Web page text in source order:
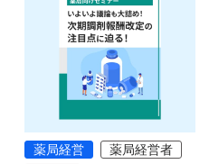
薬局経営
薬局経営者